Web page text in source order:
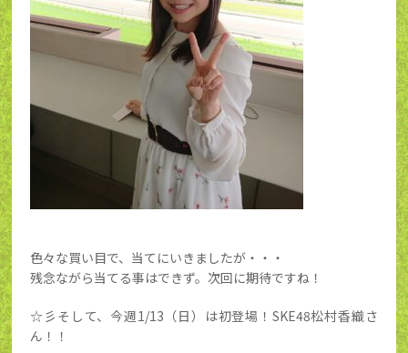
色々な買い目で、当てにいきましたが・・・
残念ながら当てる事はできず。次回に期待ですね！
☆彡そして、今週1/13（日）は初登場！SKE48松村香織さ
ん！！